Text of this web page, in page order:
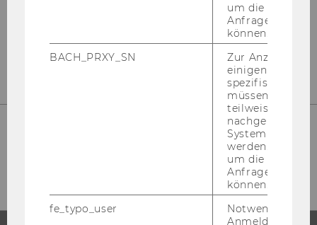
Datenschutz-​Grundverordnung (DSGVO)
um die Antwort
Anfrage
können.
BACH_PRXY_SN
Zur Anzeige von
einigen WU-
spezifischen
müssen
teilweise von
nachgelagerten
System
werden.
um die Antwort
Anfrage
können.
fe_typo_user
Notwendig für
Anmeldung und